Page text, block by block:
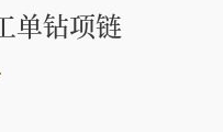
单钻项链